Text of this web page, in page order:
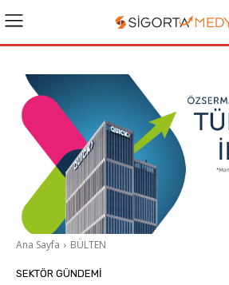
Ana Sayfa BÜLTEN
SEKTÖR GÜNDEMİ